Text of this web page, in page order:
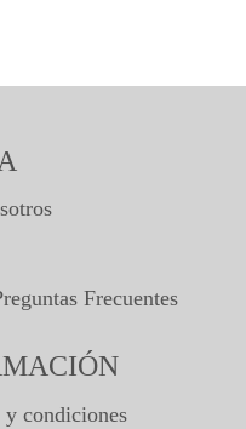
Frecuentes
condiciones